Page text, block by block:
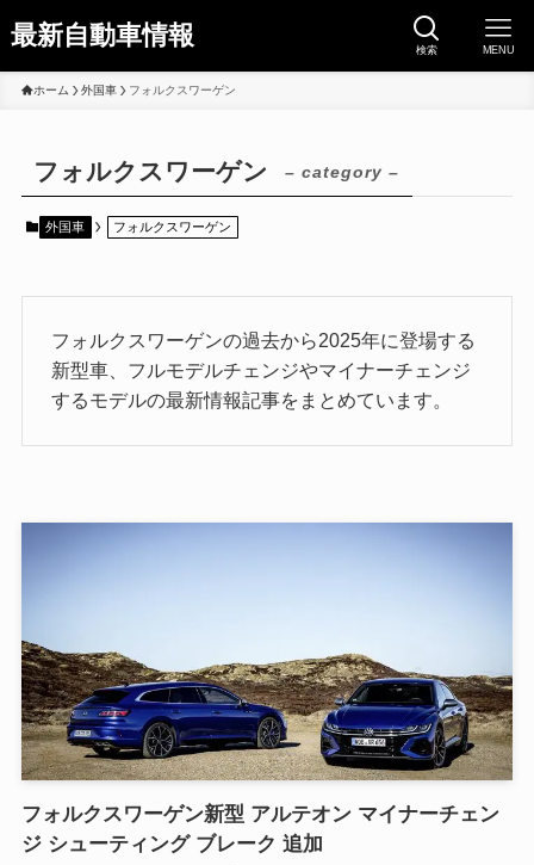
最新自動車情報 検索 MENU
ホーム 外国車 フォルクスワーゲン
フォルクスワーゲン – category –
外国車 フォルクスワーゲン
フォルクスワーゲンの過去から2025年に登場する
新型車、フルモデルチェンジやマイナーチェンジ
するモデルの最新情報記事をまとめています。
フォルクスワーゲン新型 アルテオン マイナーチェン
ジ シューティング ブレーク 追加